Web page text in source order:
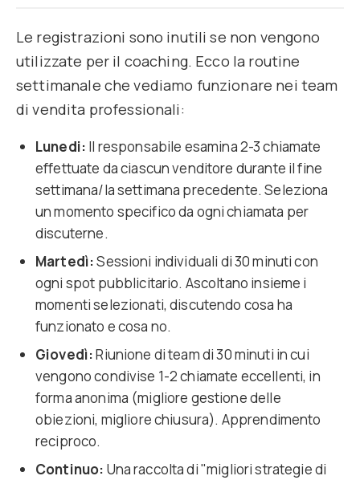
Le registrazioni sono inutili se non vengono
utilizzate per il coaching. Ecco la routine
settimanale che vediamo funzionare nei team
di vendita professionali:
Lunedi: Il responsabile esamina 2-3 chiamate
effettuate da ciascun venditore durante il fine
settimana/la settimana precedente. Seleziona
un momento specifico da ogni chiamata per
discuterne.
Martedì:Sessioni individuali di 30 minuti con
ogni spot pubblicitario. Ascoltano insieme i
momenti selezionati, discutendo cosa ha
funzionato e cosa no.
Giovedì:Riunione di team di 30 minuti in cui
vengono condivise 1-2 chiamate eccellenti, in
forma anonima (migliore gestione delle
obiezioni, migliore chiusura). Apprendimento
reciproco.
Continuo: Una raccolta di "migliori strategie di